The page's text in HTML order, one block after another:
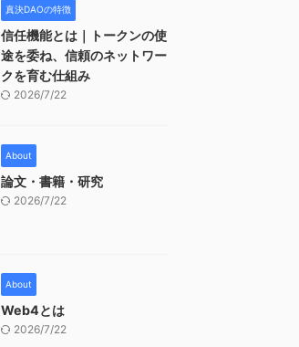
真決DAOの特徴
信任機能とは｜トークンの使
途を委ね、信頼のネットワー
クを育む仕組み
2026/7/22
About
論文・書籍・研究
2026/7/22
About
Web4とは
2026/7/22